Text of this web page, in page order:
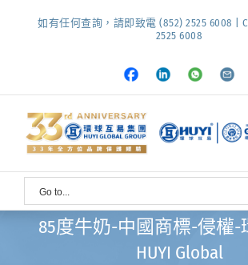
如有任何查詢，請即致電 (852) 2525 6008 |
2525 6008
Facebook
LinkedIn
Go to...
85度牛奶-中國商標-侵權-
HUYI Global